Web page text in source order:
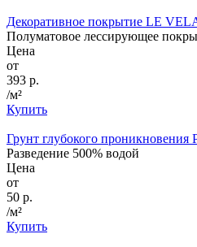
Декоративное покрытие LE
Полуматовое лессирующее
Цена
от
393 р.
/м²
Купить
Грунт глубокого
Разведение 500% водой
Цена
от
50 р.
/м²
Купить